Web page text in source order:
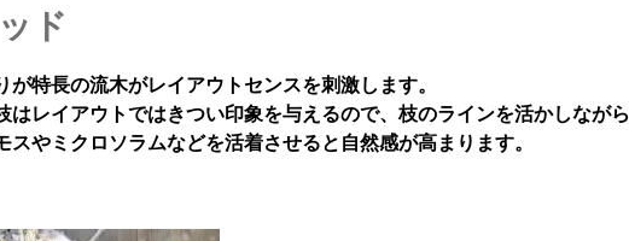
ド
が特長の流木がレイアウトセンスを刺激します。
はレイアウトではきつい印象を与えるので、枝のラインを活かしながら
スやミクロソラムなどを活着させると自然感が高まります。